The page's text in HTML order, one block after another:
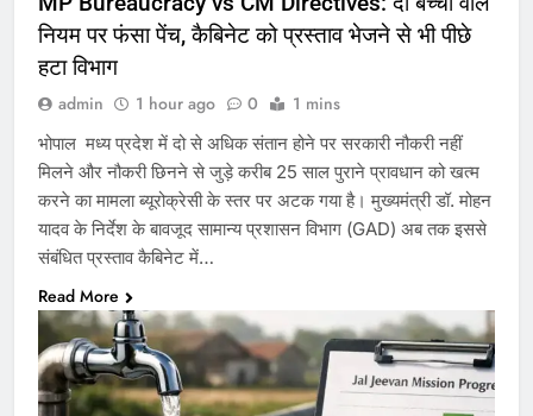
नियम पर फंसा पेंच, कैबिनेट को प्रस्ताव भेजने से भी पीछे
हटा विभाग
admin 1 hour ago 0 1 mins
भोपाल मध्य प्रदेश में दो से अधिक संतान होने पर सरकारी नौकरी नहीं
मिलने और नौकरी छिनने से जुड़े करीब 25 साल पुराने प्रावधान को खत्म
करने का मामला ब्यूरोक्रेसी के स्तर पर अटक गया है। मुख्यमंत्री डॉ. मोहन
यादव के निर्देश के बावजूद सामान्य प्रशासन विभाग (GAD) अब तक इससे
संबंधित प्रस्ताव कैबिनेट में…
Read More